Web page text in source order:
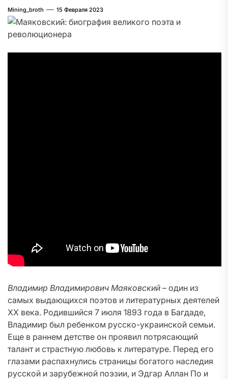
Mining_broth 15 Февраля 2023
Владимир Владимирович Маяковский – один из
самых выдающихся поэтов и литературных деятелей
XX века. Родившийся 7 июля 1893 года в Багдаде,
Владимир был ребенком русско-украинской семьи.
Еще в раннем детстве он проявил потрясающий
талант и страстную любовь к литературе. Перед его
глазами распахнулись страницы богатого наследия
русской и зарубежной поэзии, и Эдгар Аллан По и